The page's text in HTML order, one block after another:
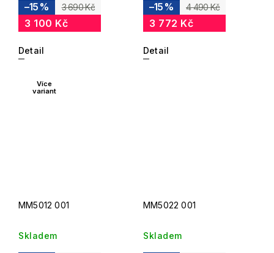
3 690 Kč
–15 %
3 100 Kč
Detail
4 490 Kč
–15 %
3 772 Kč
Detail
Více
variant
MM5012 001
Skladem
MM5022 001
Skladem